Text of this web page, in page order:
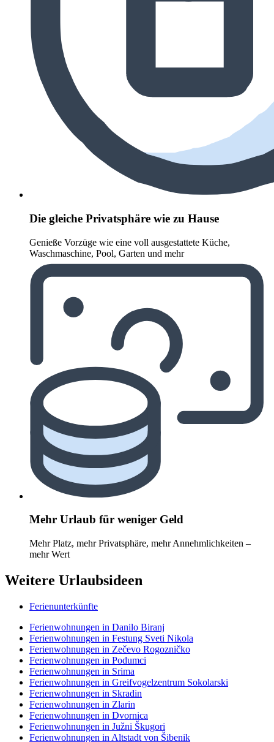
Die gleiche Privatsphäre wie zu Hause
Genieße Vorzüge wie eine voll ausgestattete Küche,
Waschmaschine, Pool, Garten und mehr
Mehr Urlaub für weniger Geld
Mehr Platz, mehr Privatsphäre, mehr Annehmlichkeiten –
mehr Wert
Weitere Urlaubsideen
Ferienunterkünfte
Ferienwohnungen in Danilo Biranj
Ferienwohnungen in Festung Sveti Nikola
Ferienwohnungen in Zečevo Rogozničko
Ferienwohnungen in Podumci
Ferienwohnungen in Srima
Ferienwohnungen in Greifvogelzentrum Sokolarski
Ferienwohnungen in Skradin
Ferienwohnungen in Zlarin
Ferienwohnungen in Dvornica
Ferienwohnungen in Južni Škugori
Ferienwohnungen in Altstadt von Šibenik